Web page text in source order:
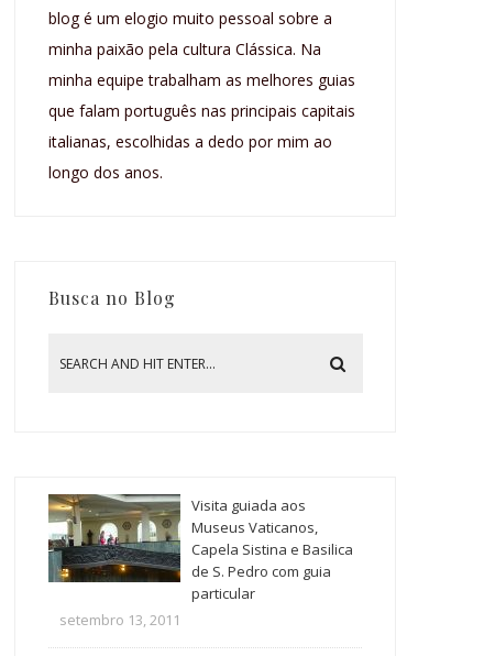
blog é um elogio muito pessoal sobre a
minha paixão pela cultura Clássica. Na
minha equipe trabalham as melhores guias
que falam português nas principais capitais
italianas, escolhidas a dedo por mim ao
longo dos anos.
Busca no Blog
Visita guiada aos
Museus Vaticanos,
Capela Sistina e Basilica
de S. Pedro com guia
particular
setembro 13, 2011